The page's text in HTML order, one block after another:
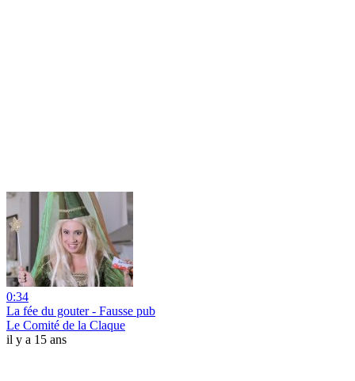
0:34
La fée du gouter - Fausse pub
Le Comité de la Claque
il y a 15 ans